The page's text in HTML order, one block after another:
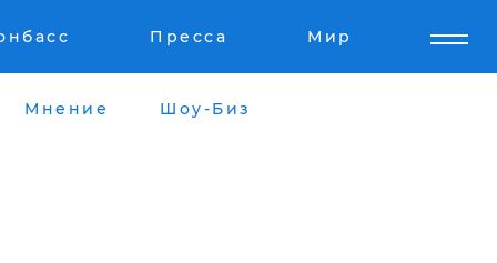
Пресса Мир
Мнение Шоу-Биз